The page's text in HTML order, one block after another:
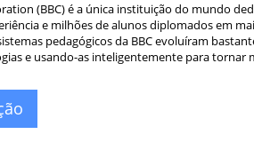
(BBC) é a única instituição do mundo
e milhões de alunos diplomados em
pedagógicos da BBC evoluíram
e usando-as inteligentemente para tornar